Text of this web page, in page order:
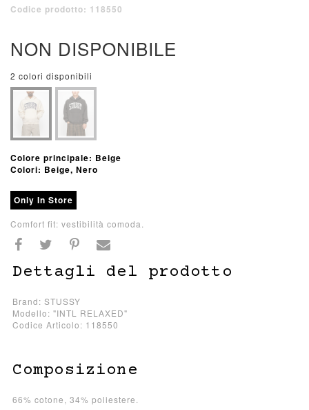
Codice prodotto: 118550
NON DISPONIBILE
2 colori disponibili
Colore principale: Beige
Colori: Beige, Nero
Only In Store
Comfort fit: vestibilità comoda.
Dettagli del prodotto
Brand: STUSSY
Modello: "INTL RELAXED"
Codice Articolo: 118550
Composizione
66% cotone, 34% poliestere.